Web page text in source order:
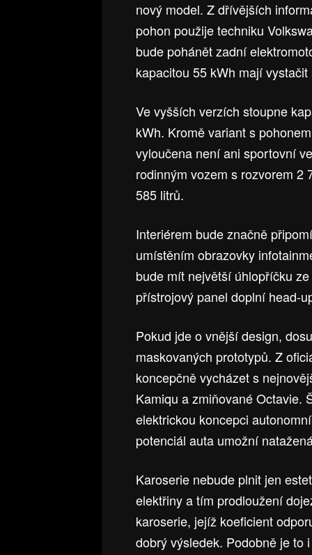
nový model. Z dřívějších
pohon použije techniku
bude pohánět zadní
kapacitou 55 kWh mají
Ve vyšších verzích stoupne
kWh. Kromě variant s
vyloučena není ani sportovní
rodinným vozem s rozvorem 2
585 litrů.
Interiérem bude značně
umístěním obrazovky
bude mít největší úhlopříčku
přístrojový panel doplní head-
Pokud jde o vnější design,
maskovaných prototypů. Z
koncepčně vycházet s
Kamiqu a zmiňované Octavie.
elektrickou koncepci
potenciál auta umožní
Karoserie nebude plnit jen
elektřiny a tím prodloužení
karoserie, jejíž koeficient
dobrý výsledek. Podobně je to